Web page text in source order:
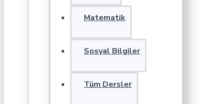
Matematik
Sosyal Bilgiler
Tüm Dersler